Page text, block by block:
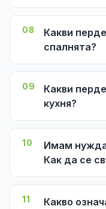
08
Какви
спалнята?
09
Какви
кухня?
10
Имам нужда
Как да се
11
Какво